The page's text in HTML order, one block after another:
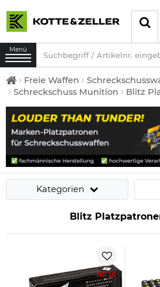
Menü
Freie Waffen
Schreckschuss Munition
Blitz
Kategorien
Blitz
Ab 18